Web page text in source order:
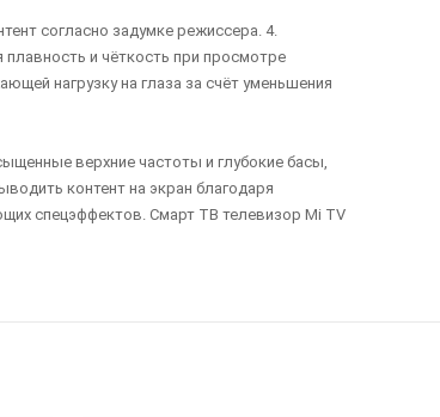
согласно задумке режиссера. 4.
и чёткость при просмотре
нагрузку на глаза за счёт уменьшения
верхние частоты и глубокие басы,
контент на экран благодаря
спецэффектов. Смарт ТВ телевизор Mi TV